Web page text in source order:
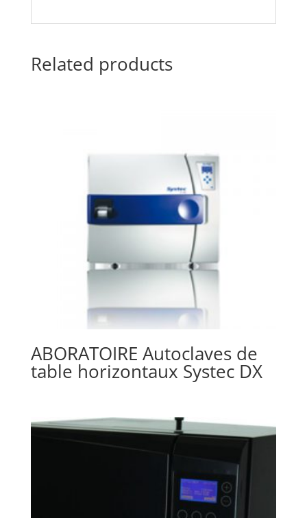
Related products
ABORATOIRE Autoclaves de
table horizontaux Systec DX